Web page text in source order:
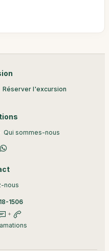
Réserver l'excursion
Qui sommes-nous
nous
1506
+